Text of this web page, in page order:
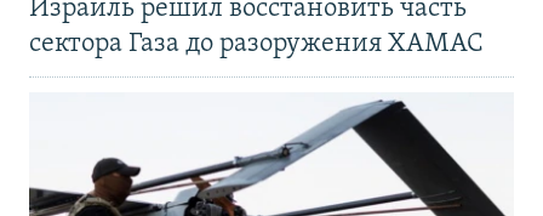
Израиль решил восстановить часть
сектора Газа до разоружения ХАМАС